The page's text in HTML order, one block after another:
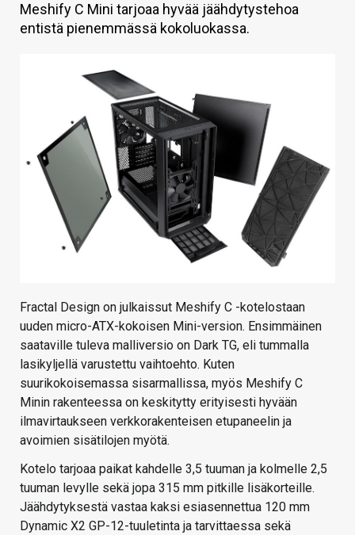
HINTA.FI
HAKU
Meshify C Mini tarjoaa hyvää jäähdytystehoa
entistä pienemmässä kokoluokassa.
Fractal Design on julkaissut Meshify C -kotelostaan
uuden micro-ATX-kokoisen Mini-version. Ensimmäinen
saataville tuleva malliversio on Dark TG, eli tummalla
lasikyljellä varustettu vaihtoehto. Kuten
suurikokoisemassa sisarmallissa, myös Meshify C
Minin rakenteessa on keskitytty erityisesti hyvään
ilmavirtaukseen verkkorakenteisen etupaneelin ja
avoimien sisätilojen myötä.
Kotelo tarjoaa paikat kahdelle 3,5 tuuman ja kolmelle 2,5
tuuman levylle sekä jopa 315 mm pitkille lisäkorteille.
Jäähdytyksestä vastaa kaksi esiasennettua 120 mm
Dynamic X2 GP-12-tuuletinta ja tarvittaessa sekä